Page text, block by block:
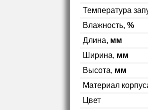
Температура
Влажность, %
Длина, мм
Ширина, мм
Высота, мм
Материал
Цвет